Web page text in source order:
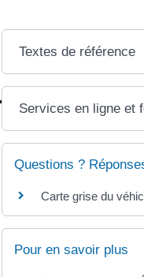
Textes de référence
Services en ligne et
Questions ?
Carte grise du
Pour en savoir plus